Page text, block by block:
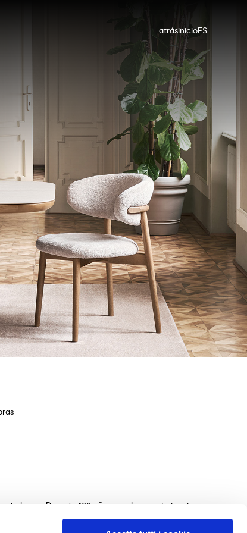
atrásinicioES
tu hogar. Durante 100 años, nos hemos dedicado a
sillas, camas, sofás y complementos de